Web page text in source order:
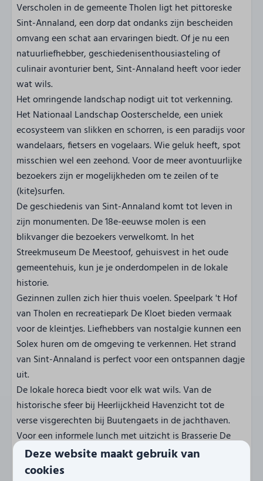
Verscholen in de gemeente Tholen ligt het pittoreske
Sint-Annaland, een dorp dat ondanks zijn bescheiden
omvang een schat aan ervaringen biedt. Of je nu een
natuurliefhebber, geschiedenisenthousiasteling of
culinair avonturier bent, Sint-Annaland heeft voor ieder
wat wils.
Het omringende landschap nodigt uit tot verkenning.
Het Nationaal Landschap Oosterschelde, een uniek
ecosysteem van slikken en schorren, is een paradijs voor
wandelaars, fietsers en vogelaars. Wie geluk heeft, spot
misschien wel een zeehond. Voor de meer avontuurlijke
bezoekers zijn er mogelijkheden om te zeilen of te
(kite)surfen.
De geschiedenis van Sint-Annaland komt tot leven in
zijn monumenten. De 18e-eeuwse molen is een
blikvanger die bezoekers verwelkomt. In het
Streekmuseum De Meestoof, gehuisvest in het oude
gemeentehuis, kun je je onderdompelen in de lokale
historie.
Gezinnen zullen zich hier thuis voelen. Speelpark 't Hof
van Tholen en recreatiepark De Kloet bieden vermaak
voor de kleintjes. Liefhebbers van nostalgie kunnen een
Solex huren om de omgeving te verkennen. Het strand
van Sint-Annaland is perfect voor een ontspannen dagje
uit.
De lokale horeca biedt voor elk wat wils. Van de
historische sfeer bij Heerlijckheid Havenzicht tot de
verse visgerechten bij Buutengaets in de jachthaven.
Voor een informele lunch met uitzicht is Brasserie De
Deu-Braek een aanrader.
Sint-Annaland mag dan klein zijn, maar het heeft een
Deze website maakt gebruik van
cookies